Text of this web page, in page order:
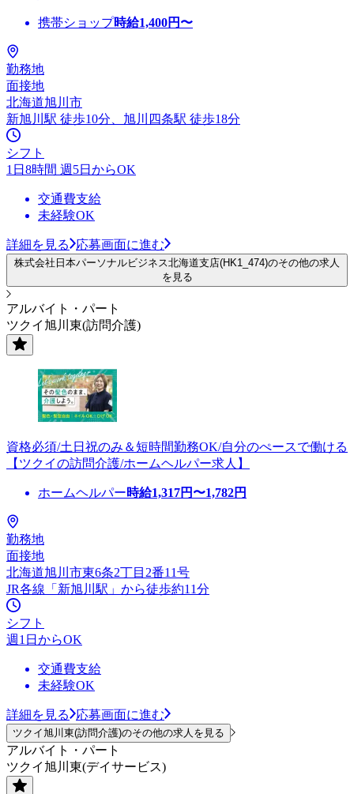
携帯ショップ時給1,400円〜
勤務地
面接地
北海道旭川市
新旭川駅 徒歩10分、旭川四条駅 徒歩18分
シフト
1日8時間 週5日からOK
交通費支給
未経験OK
詳細を見る 応募画面に進む
株式会社日本パーソナルビジネス北海道支店(HK1_474)のその他の求人
を見る
アルバイト・パート
ツクイ旭川東(訪問介護)
資格必須/土日祝のみ＆短時間勤務OK/自分のぺースで働ける
【ツクイの訪問介護/ホームヘルパー求人】
ホームヘルパー時給1,317円〜1,782円
勤務地
面接地
北海道旭川市東6条2丁目2番11号
JR各線「新旭川駅」から徒歩約11分
シフト
週1日からOK
交通費支給
未経験OK
詳細を見る 応募画面に進む
ツクイ旭川東(訪問介護)のその他の求人を見る
アルバイト・パート
ツクイ旭川東(デイサービス)